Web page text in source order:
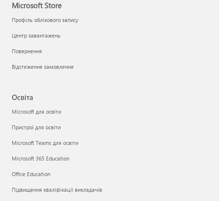
Microsoft Store
Профіль облікового запису
Центр завантажень
Повернення
Відстеження замовлення
Освіта
Microsoft для освіти
Пристрої для освіти
Microsoft Teams для освіти
Microsoft 365 Education
Office Education
Підвищення кваліфікації викладачів